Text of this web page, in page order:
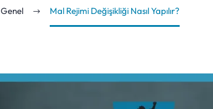
Genel Mal Rejimi Değişikliği Nasıl Yapılır?